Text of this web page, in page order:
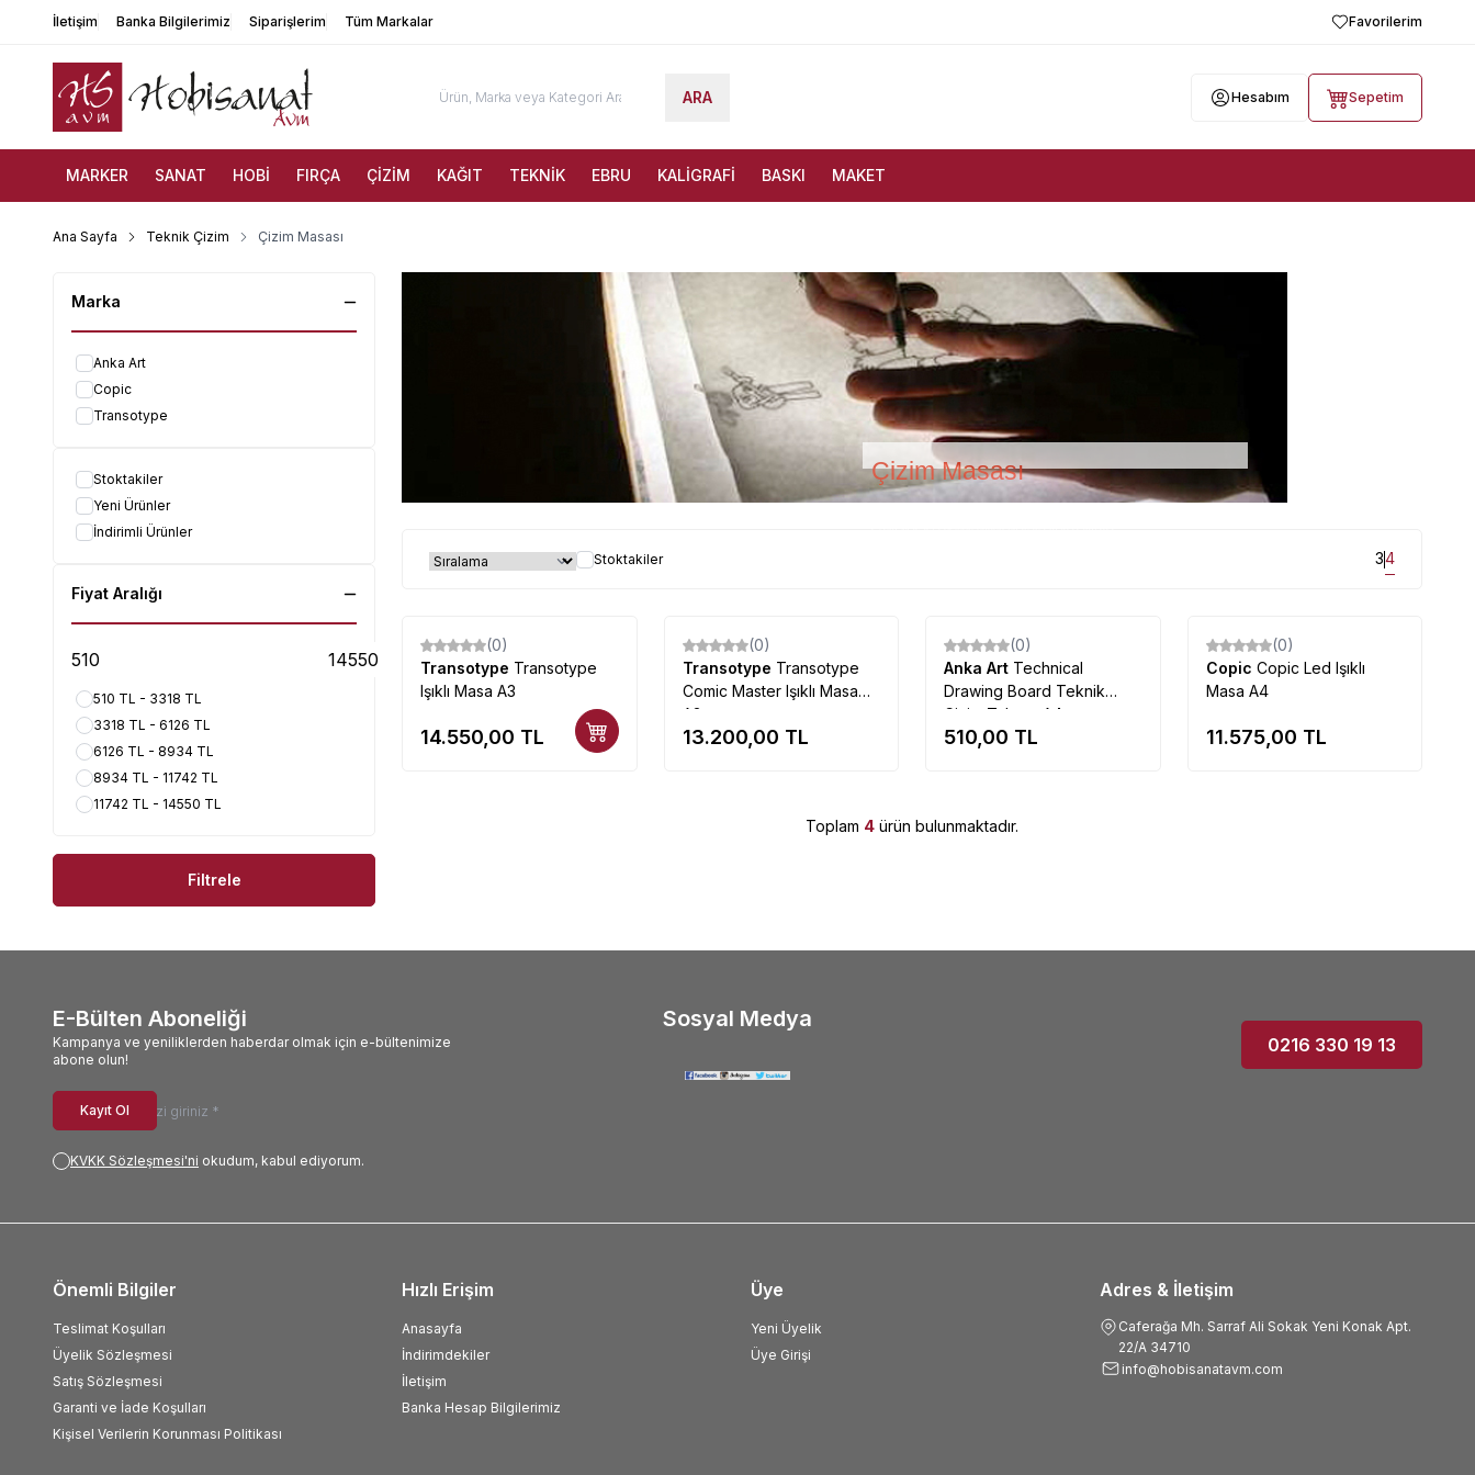
İletişim Banka Bilgilerimiz Siparişlerim Tüm Markalar Favorilerim
ARA Hesabım Sepetim
MARKER SANAT HOBİ FIRÇA ÇİZİM KAĞIT TEKNİK EBRU KALİGRAFİ BASKI MAKET
Ana Sayfa Teknik Çizim Çizim Masası
Marka
Anka Art
Copic
Transotype
Stoktakiler
Yeni Ürünler
İndirimli Ürünler
Fiyat Aralığı
510 TL - 3318 TL
3318 TL - 6126 TL
6126 TL - 8934 TL
8934 TL - 11742 TL
11742 TL - 14550 TL
Filtrele
Çizim Masası
Stoktakiler 34
(0)
Transotype Transotype
Işıklı Masa A3
14.550,00 TL
(0)
Transotype Transotype
Comic Master Işıklı Masa
A3
13.200,00 TL
(0)
Anka Art Technical
Drawing Board Teknik
Çizim Tahtası A4
510,00 TL
(0)
Copic Copic Led Işıklı
Masa A4
11.575,00 TL
Toplam 4 ürün bulunmaktadır.
E-Bülten Aboneliği
Kampanya ve yeniliklerden haberdar olmak için e-bültenimize
abone olun!
Kayıt Ol
KVKK Sözleşmesi'ni okudum, kabul ediyorum.
Sosyal Medya
0216 330 19 13
Adres & İletişim
Caferağa Mh. Sarraf Ali Sokak Yeni Konak Apt.
22/A 34710
info@hobisanatavm.com
Önemli Bilgiler
Teslimat Koşulları
Üyelik Sözleşmesi
Satış Sözleşmesi
Garanti ve İade Koşulları
Kişisel Verilerin Korunması Politikası
Hızlı Erişim
Anasayfa
İndirimdekiler
İletişim
Banka Hesap Bilgilerimiz
Üye
Yeni Üyelik
Üye Girişi